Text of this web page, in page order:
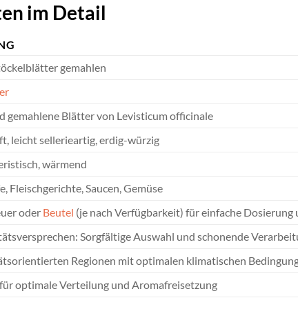
im Detail
gemahlen
gemahlene Blätter von Levisticum officinale
leicht sellerieartig, erdig-würzig
wärmend
Fleischgerichte, Saucen, Gemüse
oder Beutel (je nach Verfügbarkeit) für einfache Dosierung
Sorgfältige Auswahl und schonende
Regionen mit optimalen klimatischen
optimale Verteilung und Aromafreisetzung